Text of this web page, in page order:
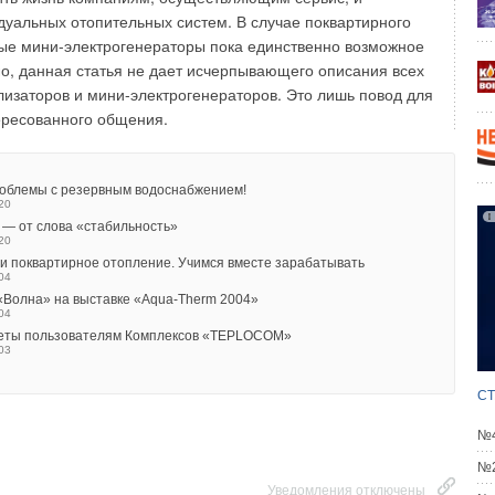
отопительных систем. В случае поквартирного
мини-электрогенераторы пока единственно возможное
данная статья не дает исчерпывающего описания всех
и мини-электрогенераторов. Это лишь повод для
общения.
с резервным водоснабжением!
от слова «стабильность»
поквартирное отопление. Учимся вместе зарабатывать
на выставке «Aqua-Therm 2004»
пользователям Комплексов «TEPLOCOM»
Уведомления отключены
и эксплуатация газовых конвекторов?
средние расходы на установку и эксплуатацию
GWH 2, работающего на сжиженном газе от баллона
области.
материалы:
конвектор «em@х» GWH 2 с коаксиальным
комплектом труб — 7500 рублей;
50 л с вентилем — 650 рублей;
GOK CN61 — 350 рублей;
стальная 3/4 дюйма (8 метров) — 170 рублей;
подводка (50 см) — 70 рублей;
шаровой газовый — 70 рублей;
Транспортные расходы (до 30 км от МКАД)— 300 рублей.